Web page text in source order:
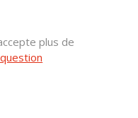
plus de